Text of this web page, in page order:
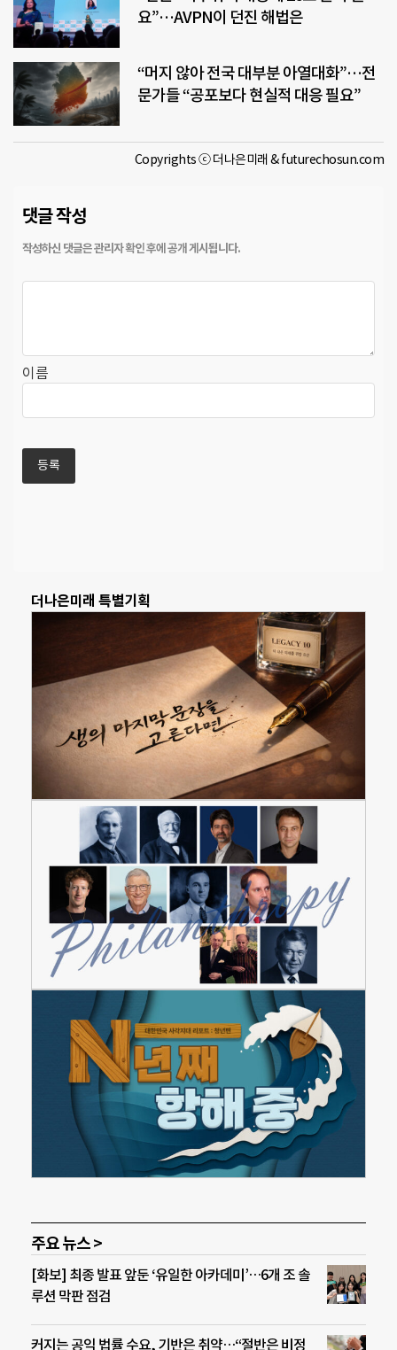
요”…AVPN이 던진 해법은
“머지 않아 전국 대부분 아열대화”…전
문가들 “공포보다 현실적 대응 필요”
Copyrights ⓒ 더나은미래 & futurechosun.com
댓글 작성
이름
더나은미래 특별기획
주요 뉴스 >
[화보] 최종 발표 앞둔 ‘유일한 아카데미’…6개 조 솔
루션 막판 점검
커지는 공익 법률 수요, 기반은 취약…“절반은 비정